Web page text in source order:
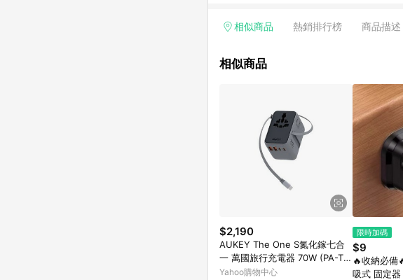
Yahoo超贈點回饋者 - 購物中心商店之商品
相似商品 熱銷排行榜 商品描述
相似商品
$2,190
AUKEY The One S氮化鎵七合
一 萬國旅行充電器 70W (PA-TA
14)
Yahoo購物中心
限時加碼
$9
🔥收納必備
吸式 固定器